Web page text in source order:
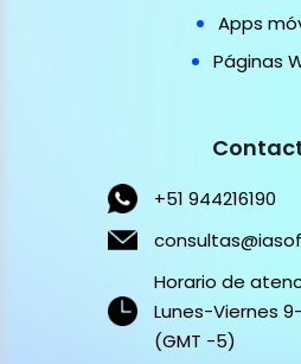
Apps
Páginas
+51 944216190
Horario de
Lunes-Viernes
(GMT -5)